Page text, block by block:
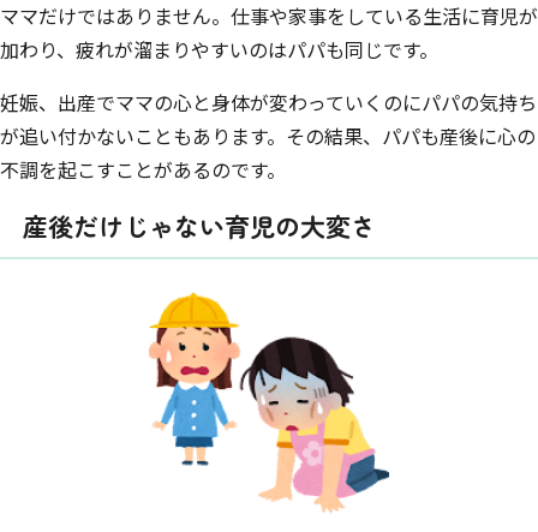
ママだけではありません。仕事や家事をしている生活に育児が
加わり、疲れが溜まりやすいのはパパも同じです。
妊娠、出産でママの心と身体が変わっていくのにパパの気持ち
が追い付かないこともあります。その結果、パパも産後に心の
不調を起こすことがあるのです。
産後だけじゃない育児の大変さ